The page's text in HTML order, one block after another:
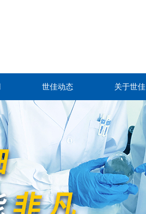
世佳动态 关于世佳